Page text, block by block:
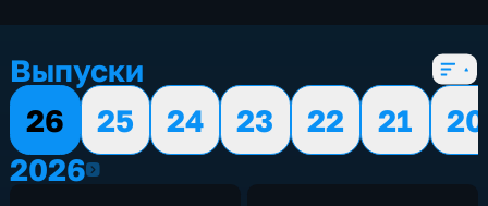
Выпуски
26
25 24 23 22 21
20
20262026